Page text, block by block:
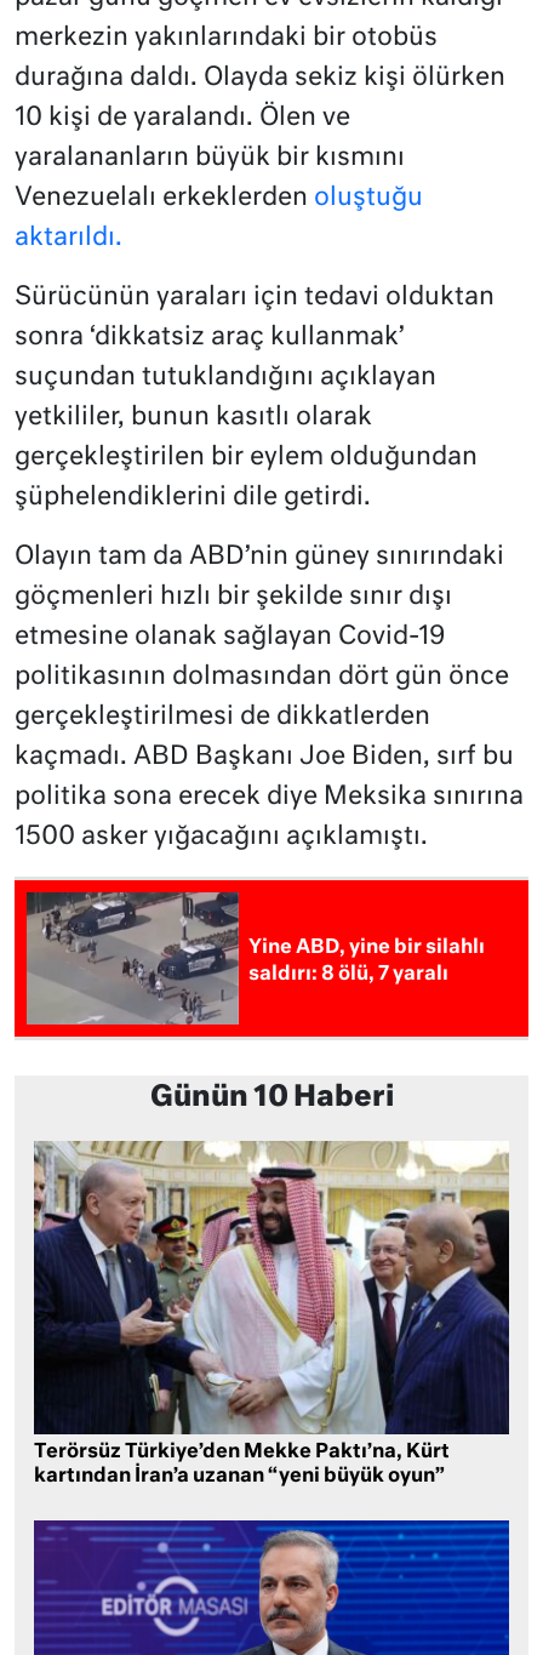
merkezin yakınlarındaki bir otobüs
durağına daldı. Olayda sekiz kişi ölürken
10 kişi de yaralandı. Ölen ve
yaralananların büyük bir kısmını
Venezuelalı erkeklerden oluştuğu
aktarıldı.
Sürücünün yaraları için tedavi olduktan
sonra ‘dikkatsiz araç kullanmak’
suçundan tutuklandığını açıklayan
yetkililer, bunun kasıtlı olarak
gerçekleştirilen bir eylem olduğundan
şüphelendiklerini dile getirdi.
Olayın tam da ABD’nin güney sınırındaki
göçmenleri hızlı bir şekilde sınır dışı
etmesine olanak sağlayan Covid-19
politikasının dolmasından dört gün önce
gerçekleştirilmesi de dikkatlerden
kaçmadı. ABD Başkanı Joe Biden, sırf bu
politika sona erecek diye Meksika sınırına
1500 asker yığacağını açıklamıştı.
Yine ABD, yine bir silahlı
saldırı: 8 ölü, 7 yaralı
Günün 10 Haberi
Terörsüz Türkiye’den Mekke Paktı’na, Kürt
kartından İran’a uzanan “yeni büyük oyun”